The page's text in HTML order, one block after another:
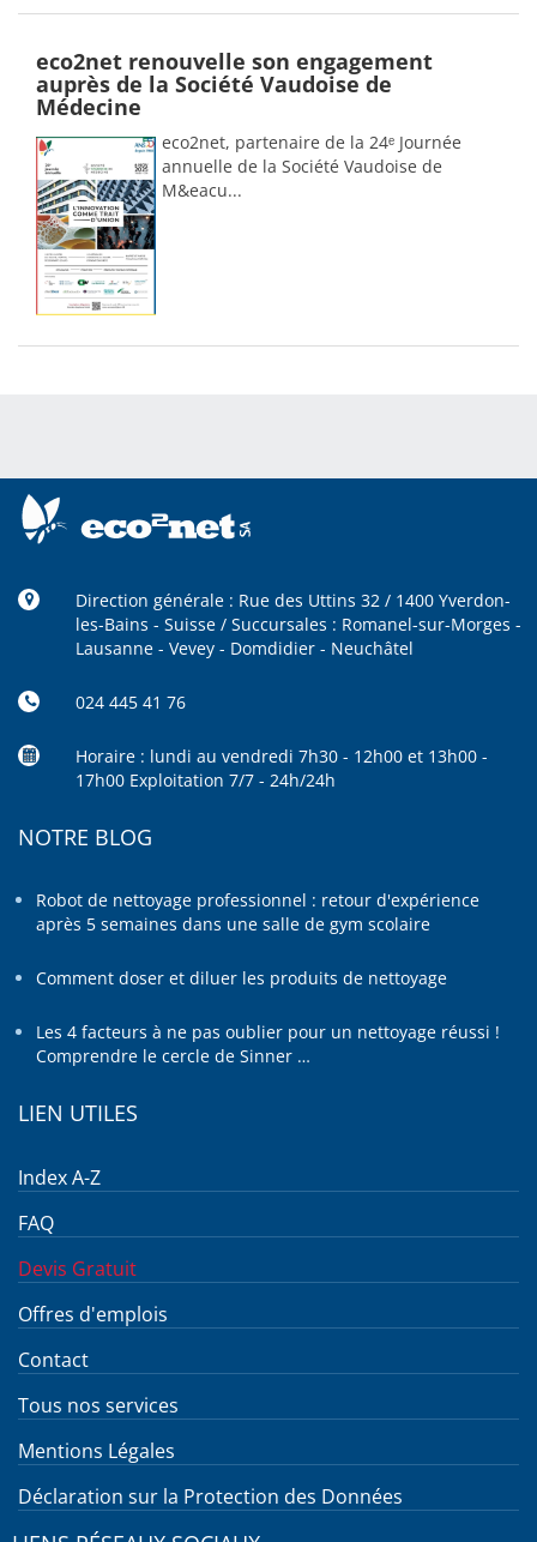
eco2net renouvelle son engagement
auprès de la Société Vaudoise de
Médecine
eco2net, partenaire de la 24ᵉ Journée
annuelle de la Société Vaudoise de
M&eacu...
Direction générale : Rue des Uttins 32 / 1400 Yverdon-
les-Bains - Suisse / Succursales : Romanel-sur-Morges -
Lausanne - Vevey - Domdidier - Neuchâtel
024 445 41 76
Horaire : lundi au vendredi 7h30 - 12h00 et 13h00 -
17h00 Exploitation 7/7 - 24h/24h
NOTRE BLOG
Robot de nettoyage professionnel : retour d'expérience
après 5 semaines dans une salle de gym scolaire
Comment doser et diluer les produits de nettoyage
Les 4 facteurs à ne pas oublier pour un nettoyage réussi !
Comprendre le cercle de Sinner …
LIEN UTILES
Index A-Z
FAQ
Devis Gratuit
Offres d'emplois
Contact
Tous nos services
Mentions Légales
Déclaration sur la Protection des Données